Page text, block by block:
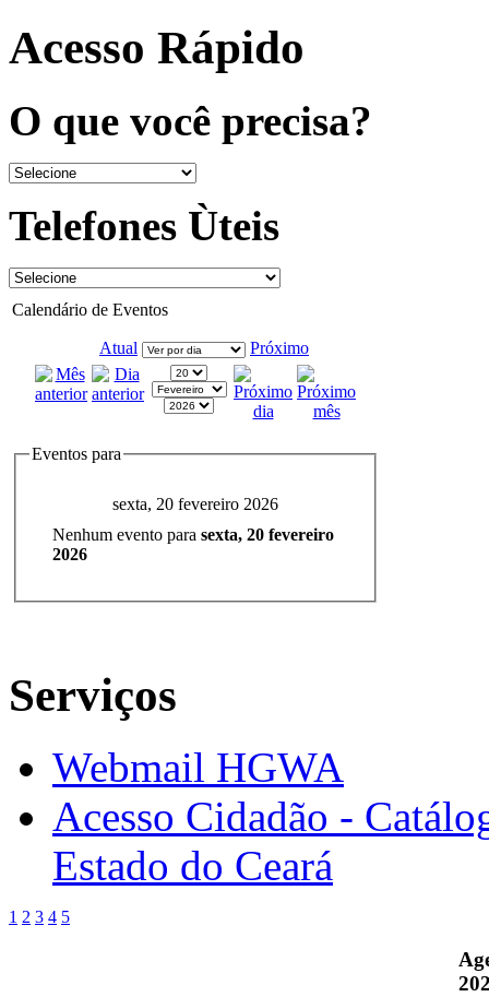
Acesso Rápido
O que você precisa?
Telefones Ùteis
Calendário de Eventos
Atual Próximo
Eventos para
sexta, 20 fevereiro 2026
Nenhum evento para sexta, 20 fevereiro
2026
Serviços
Webmail HGWA
Acesso Cidadão -
Estado do Ceará
1 2 3 4 5